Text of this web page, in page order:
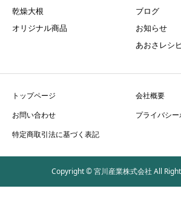
乾燥大根
オリジナル商品
ブログ
お知らせ
あおさレシ
トップページ
会社概要
お問い合わせ
プライバシ
特定商取引法に基づく表記
Copyright © 宮川産業株式会社 All